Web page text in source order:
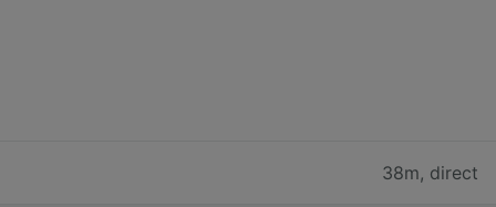
38m, direct